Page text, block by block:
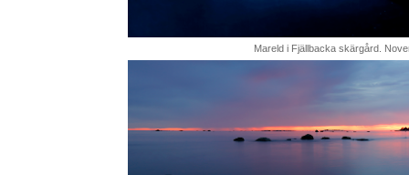
Mareld i Fjällbacka skärgård.